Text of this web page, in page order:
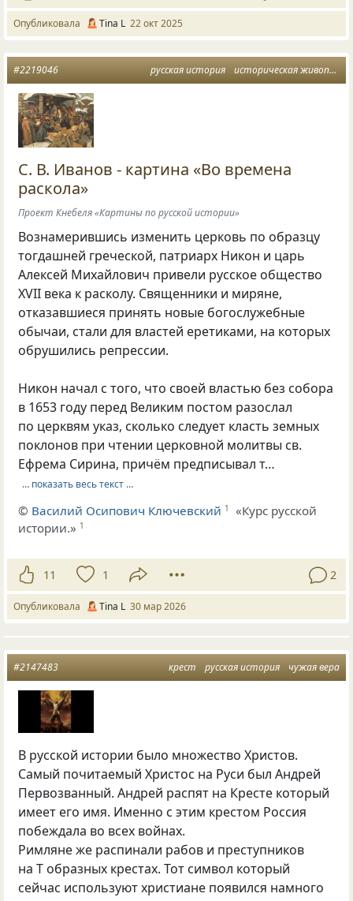
Опубликовала Tina L 22 окт 2025
русская история историческая живопись
#2219046
С. В. Иванов - картина «Во времена
раскола»
Проект Кнебеля «Картины по русской истории»
Вознамерившись изменить церковь по образцу
тогдашней греческой, патриарх Никон и царь
Алексей Михайлович привели русское общество
XVII века к расколу. Священники и миряне,
отказавшиеся принять новые богослужебные
обычаи, стали для властей еретиками, на которых
обрушились репрессии.
Никон начал с того, что своей властью без собора
в 1653 году перед Великим постом разослал
по церквям указ, сколько следует класть земных
поклонов при чтении церковной молитвы св.
Ефрема Сирина, причём предписывал т…
… показать весь текст …
© Василий Осипович Ключевский 1
«Курс русской
истории.» 1
11 1 2
Опубликовала Tina L 30 мар 2026
крест русская история чужая вера
#2147483
В русской истории было множество Христов.
Самый почитаемый Христос на Руси был Андрей
Первозванный. Андрей распят на Кресте который
имеет его имя. Именно с этим крестом Россия
побеждала во всех войнах.
Римляне же распинали рабов и преступников
на Т образных крестах. Тот символ который
сейчас используют христиане появился намного